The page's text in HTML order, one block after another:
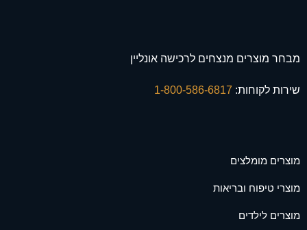
מבחר מוצרים מנצחים לרכישה אונליין
שירות לקוחות:
מוצרים מומלצים
מוצרי טיפוח ובריאות
מוצרים לילדים